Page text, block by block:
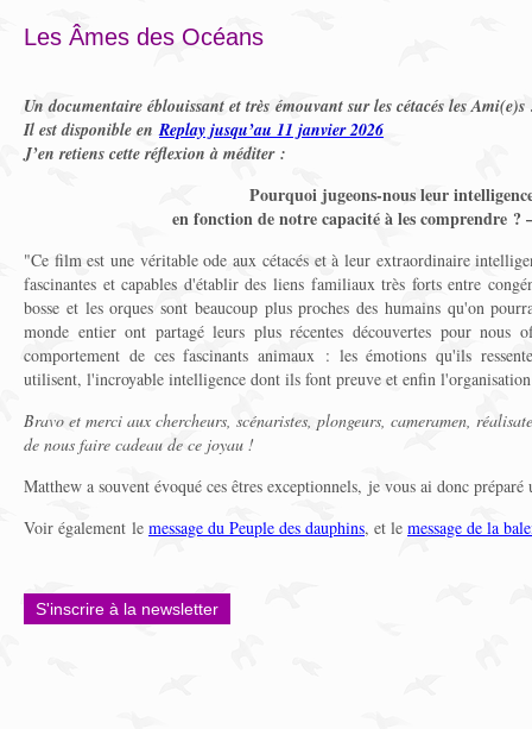
Les Âmes des Océans
Un documentaire éblouissant et très émouvant sur les cétacés les Ami(e)s
Il est disponible enReplay jusqu’au 11 janvier 2026
J’en retiens cette réflexion à méditer :
Pourquoi jugeons-nous leur
en fonction de notre capacité à les comprendre
"Ce film est une véritable ode aux cétacés et à leur extraordinaire
fascinantes et capables d'établir des liens familiaux très forts entre
bosse et les orques sont beaucoup plus proches des humains qu'on
monde entier ont partagé leurs plus récentes découvertes pour nous
comportement de ces fascinants animaux : les émotions qu'ils
utilisent, l'incroyable intelligence dont ils font preuve et enfin
Bravo et merci aux chercheurs, scénaristes, plongeurs, cameramen,
de nous faire cadeau de ce joyau !
Matthew a souvent évoqué ces êtres exceptionnels, je vous ai donc préparé
Voir également le message du Peuple des dauphins, et le message de la
S'inscrire à la newsletter